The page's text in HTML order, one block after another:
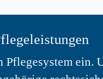
ein.